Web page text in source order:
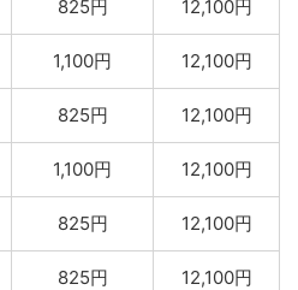
825円 12,100円
1,100円 12,100円
825円 12,100円
1,100円 12,100円
825円 12,100円
825円 12,100円